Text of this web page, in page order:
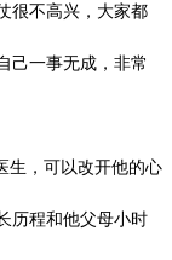
很不高兴，大家都
己一事无成，非常
生，可以改开他的心
历程和他父母小时